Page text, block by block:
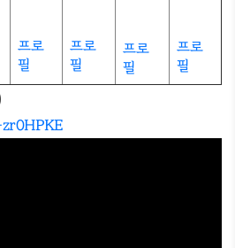
프로
필
프로
필
프로
필
프로
필